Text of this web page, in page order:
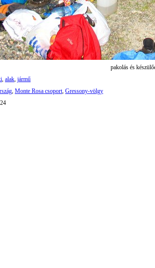
pakolás és
, alak, jármű
, Monte Rosa csoport, Gressony-völgy